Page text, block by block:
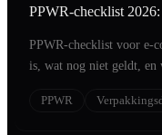
PPWR-checklist
PPWR-checklist voor e-
is, wat nog niet geldt, en
PPWR